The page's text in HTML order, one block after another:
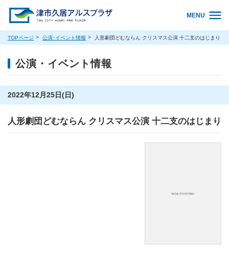
MENU
TOPページ 公演･イベント情報 人形劇団どむならん クリスマス公演 十二支のはじまり
公演・イベント情報
2022年12月25日(日)
人形劇団どむならん クリスマス公演 十二支のはじまり